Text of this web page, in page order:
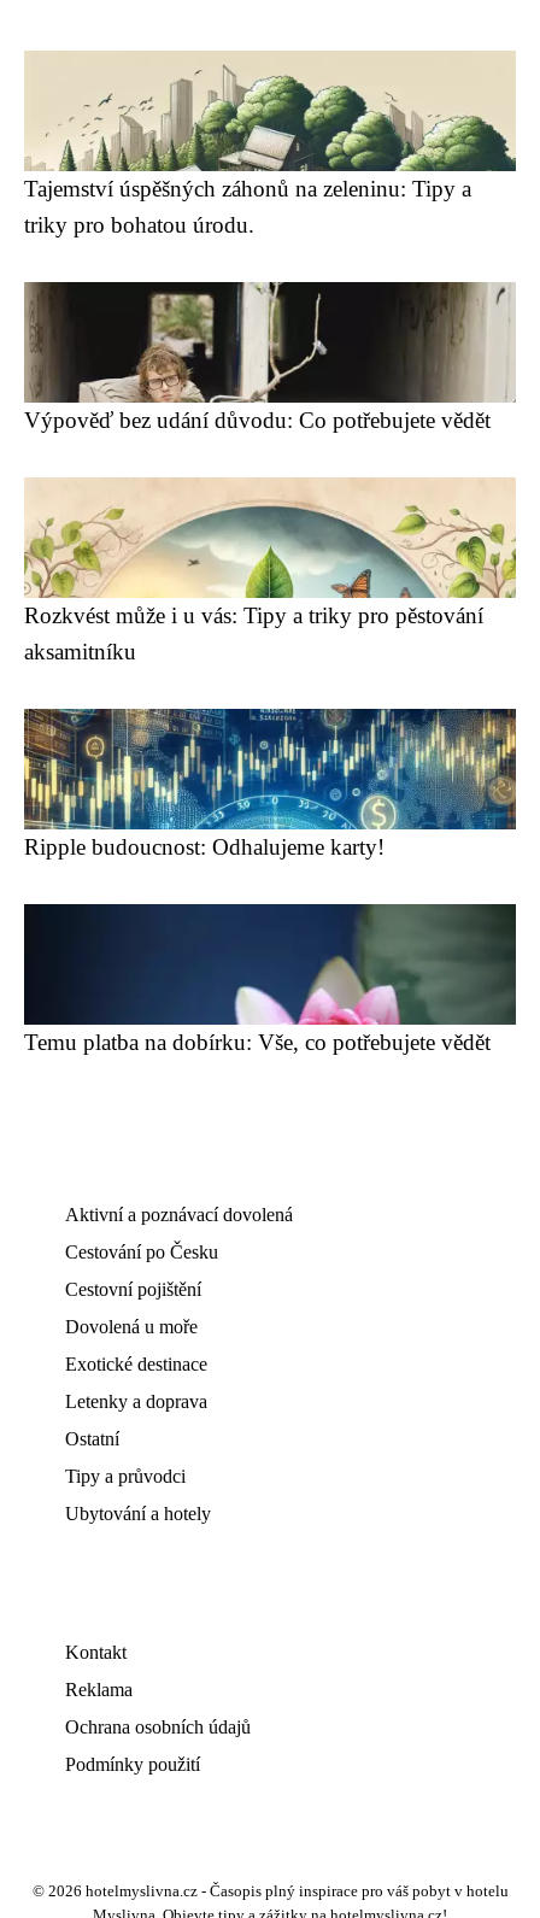
Tajemství úspěšných záhonů na zeleninu: Tipy a
triky pro bohatou úrodu.
Výpověď bez udání důvodu: Co potřebujete vědět
Rozkvést může i u vás: Tipy a triky pro pěstování
aksamitníku
Ripple budoucnost: Odhalujeme karty!
Temu platba na dobírku: Vše, co potřebujete vědět
Aktivní a poznávací dovolená
Cestování po Česku
Cestovní pojištění
Dovolená u moře
Exotické destinace
Letenky a doprava
Ostatní
Tipy a průvodci
Ubytování a hotely
Kontakt
Reklama
Ochrana osobních údajů
Podmínky použití
© 2026 hotelmyslivna.cz - Časopis plný inspirace pro váš pobyt v hotelu